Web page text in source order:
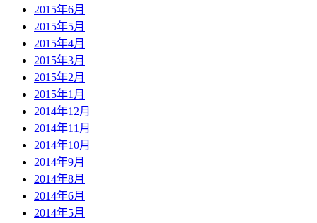
2015年6月
2015年5月
2015年4月
2015年3月
2015年2月
2015年1月
2014年12月
2014年11月
2014年10月
2014年9月
2014年8月
2014年6月
2014年5月